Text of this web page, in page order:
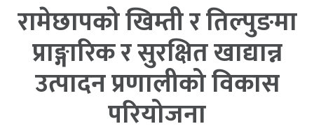
रामेछापको खिम्ती र तिल्पुङमा
प्राङ्गारिक र सुरक्षित खाद्यान्न
उत्पादन प्रणालीको विकास
परियोजना